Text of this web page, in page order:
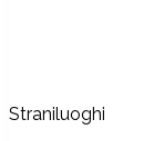
Straniluoghi